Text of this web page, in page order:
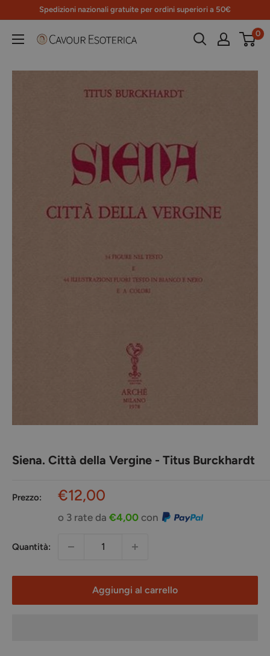
contenuto
Spedizioni nazionali gratuite per ordini superiori a 50€
Libreria
0
Siena. Città della Vergine - Titus Burckhardt
Prezzo:
Prezzo
scontato
€12,00
o 3 rate da €4,00 con
Quantità:
Aggiungi al carrello